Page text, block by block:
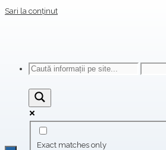
Sari la conținut
Exact matches only